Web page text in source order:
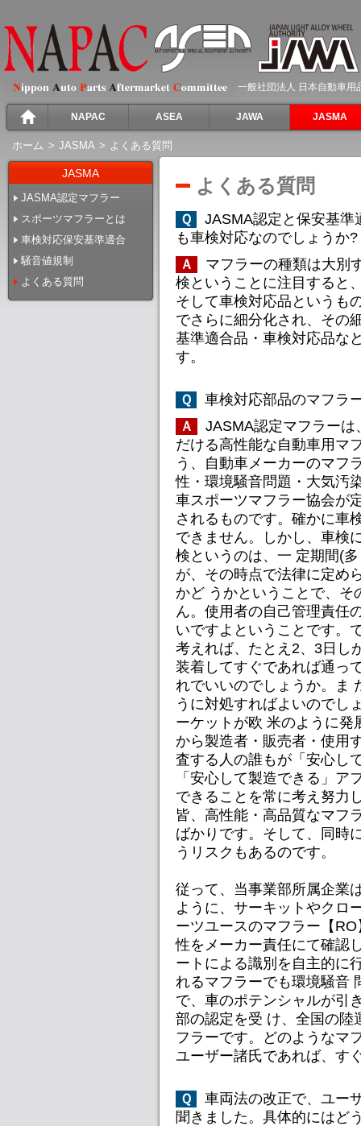
一般社団法人 日本自動車用
NAPAC ASEA JAWA JASMA
ホーム > JASMA > よくある質問
JASMA
JASMA認定マフラー
スポーツマフラーとは
車検対応保安基準適合
騒音値規制
よくある質問
よくある質問
Ｑ
JASMA認定と保安基準
も車検対応なのでしょうか?
Ａ
マフラーの種類は大別
検ということに注目すると
そして車検対応品というも
でさらに細分化され、その
基準適合品・車検対応品な
す。
Ｑ 車検対応部品のマフラ
Ａ
JASMA認定マフラー
だける高性能な自動車用マ
う、自動車メーカーのマフ
性・環境騒音問題・大気汚
車スポーツマフラー協会が
されるものです。確かに車
できません。しかし、車検
検というのは、一 定期間(
が、その時点で法律に定め
かど うかということで、そ
ん。使用者の自己管理責任
いですよということです。
考えれば、たとえ2、3日し
装着してすぐであれば通っ
れでいいのでしょうか。ま
うに対処すればよいのでし
ーケットが欧 米のように
から製造者・販売者・使用
査する人の誰もが「安心し
「安心して製造できる」
できることを常に考え努力
皆、高性能・高品質なマフ
ばかりです。そして、同時
うリスクもあるのです。
従って、当事業部所属企業
ように、サーキットやクロ
ーツユースのマフラー【
性をメーカー責任にて確認
ートによる識別を自主的に
れるマフラーでも環境騒音
で、車のポテンシャルが引
部の認定を受 け、全国の陸
フラーです。どのようなマ
ユーザー諸氏であれば、す
Ｑ
車両法の改正で、ユー
聞きました。具体的にはど